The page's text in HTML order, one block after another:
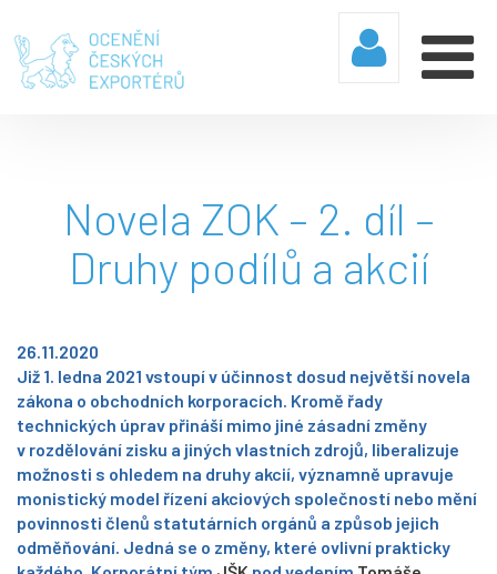
Novela ZOK – 2. díl –
Druhy podílů a akcií
26.11.2020
Již 1. ledna 2021 vstoupí v účinnost dosud největší novela
zákona o obchodních korporacích. Kromě řady
technických úprav přináší mimo jiné zásadní změny
v rozdělování zisku a jiných vlastních zdrojů, liberalizuje
možnosti s ohledem na druhy akcií, významně upravuje
monistický model řízení akciových společností nebo mění
povinnosti členů statutárních orgánů a způsob jejich
odměňování. Jedná se o změny, které ovlivní prakticky